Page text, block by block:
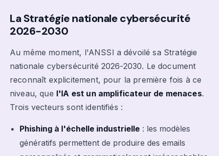
La Stratégie nationale cybersécurité
2026-2030
Au même moment, l'ANSSI a dévoilé sa Stratégie
nationale cybersécurité 2026-2030. Le document
reconnaît explicitement, pour la première fois à ce
niveau, que l'IA est un amplificateur de menaces.
Trois vecteurs sont identifiés :
Phishing à l'échelle industrielle : les modèles
génératifs permettent de produire des emails